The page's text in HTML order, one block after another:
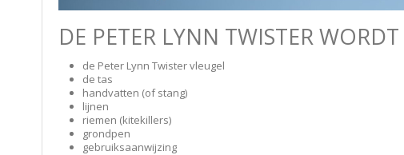
DE PETER LYNN TWISTER
de Peter Lynn Twister vleugel
de tas
handvatten (of stang)
lijnen
riemen (kitekillers)
grondpen
gebruiksaanwijzing